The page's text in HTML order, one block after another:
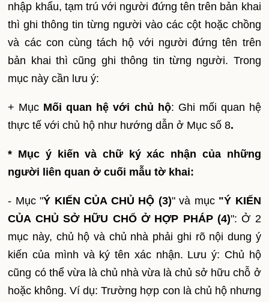
nhập khẩu, tạm trú với người đứng tên trên bản khai
thì ghi thông tin từng người vào các cột hoặc chồng
và các con cùng tách hộ với người đứng tên trên
bản khai thì cũng ghi thông tin từng người. Trong
mục này cần lưu ý:
+ Mục Mối quan hệ với chủ hộ: Ghi mối quan hệ
thực tế với chủ hộ như hướng dẫn ở Mục số 8.
* Mục ý kiến và chữ ký xác nhận của những
người liên quan ở cuối mẫu tờ khai:
- Mục "Ý KIẾN CỦA CHỦ HỘ (3)" và mục "Ý KIẾN
CỦA CHỦ SỞ HỮU CHỔ Ở HỢP PHÁP (4)": Ở 2
mục này, chủ hộ và chủ nhà phải ghi rõ nội dung ý
kiến của mình và ký tên xác nhận. Lưu ý: Chủ hộ
cũng có thể vừa là chủ nhà vừa là chủ sở hữu chỗ ở
hoặc không. Ví dụ: Trường hợp con là chủ hộ nhưng